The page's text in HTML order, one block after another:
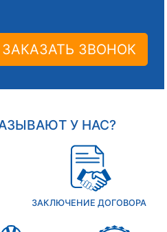
ЗАКАЗАТЬ ЗВОНОК
У НАС?
ЗАКЛЮЧЕНИЕ ДОГОВОРА